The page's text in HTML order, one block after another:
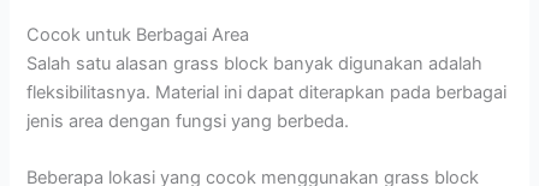
Cocok untuk Berbagai Area
Salah satu alasan grass block banyak digunakan adalah
fleksibilitasnya. Material ini dapat diterapkan pada berbagai
jenis area dengan fungsi yang berbeda.
Beberapa lokasi yang cocok menggunakan grass block